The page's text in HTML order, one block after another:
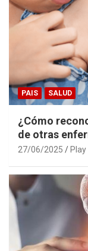
PAIS SALUD
¿Cómo
de otras
27/06/2025 Play